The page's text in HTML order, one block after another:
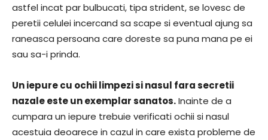
astfel incat par bulbucati, tipa strident, se lovesc de
peretii celulei incercand sa scape si eventual ajung sa
raneasca persoana care doreste sa puna mana pe ei
sau sa-i prinda.
Un iepure cu ochii limpezi si nasul fara secretii
nazale este un exemplar sanatos.Inainte de a
cumpara un iepure trebuie verificati ochii si nasul
acestuia deoarece in cazul in care exista probleme de